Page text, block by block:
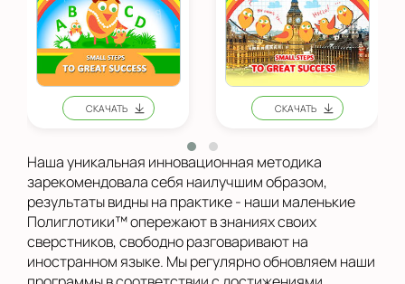
Наша уникальная инновационная методика
зарекомендовала себя наилучшим образом,
результаты видны на практике - наши маленькие
Полиглотики™ опережают в знаниях своих
сверстников, свободно разговаривают на
иностранном языке. Мы регулярно обновляем наши